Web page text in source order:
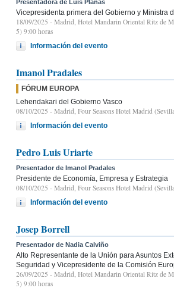
Presentadora de Luis Planas
Vicepresidenta primera del Gobierno y Ministra
18/09/2025 - Madrid, Hotel Mandarin Oriental Ritz de
5) 9:00 horas
Información del evento
Imanol Pradales
FÓRUM EUROPA
Lehendakari del Gobierno Vasco
08/10/2025 - Madrid, Four Seasons Hotel Madrid
Información del evento
Pedro Luis Uriarte
Presentador de Imanol Pradales
Presidente de Economía, Empresa y Estrategia
08/10/2025 - Madrid, Four Seasons Hotel Madrid
Información del evento
Josep Borrell
Presentador de Nadia Calviño
Alto Representante de la Unión para Asuntos
Seguridad y Vicepresidente de la Comisión
26/09/2025 - Madrid, Hotel Mandarin Oriental Ritz de
5) 9:00 horas